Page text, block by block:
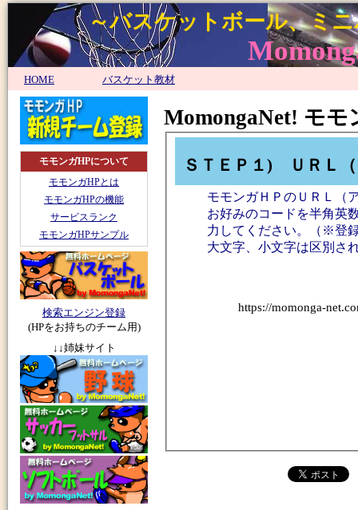
～バスケットボール、ミ
HOME バスケット教材
モモンガHPについて
モモンガHPとは
モモンガHPの機能
サービスランク
モモンガHPサンプル
検索エンジン登録
(HPをお持ちのチーム用)
↓↓姉妹サイト
MomongaNet! モ
ＳＴＥＰ１) ＵＲＬ
モモンガＨＰのＵＲＬ（
お好みのコードを半角英
力してください。（※登
大文字、小文字は区別さ
https://momonga-